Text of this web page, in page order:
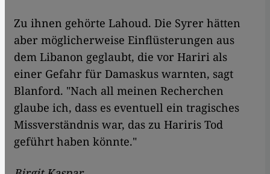
Zu ihnen gehörte Lahoud. Die Syrer hätten
aber möglicherweise Einflüsterungen aus
dem Libanon geglaubt, die vor Hariri als
einer Gefahr für Damaskus warnten, sagt
Blanford. "Nach all meinen Recherchen
glaube ich, dass es eventuell ein tragisches
Missverständnis war, das zu Hariris Tod
geführt haben könnte."